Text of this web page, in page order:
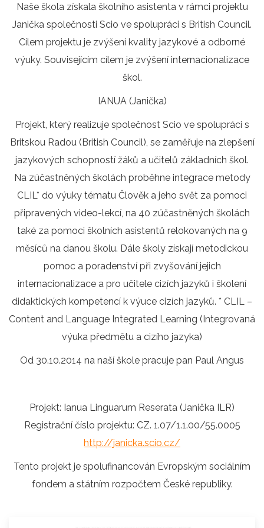
Naše škola získala školního asistenta v rámci projektu
Janička společnosti Scio ve spolupráci s British Council.
Cílem projektu je zvýšení kvality jazykové a odborné
výuky. Souvisejícím cílem je zvýšení internacionalizace
škol.
IANUA (Janička)
Projekt, který realizuje společnost Scio ve spolupráci s
Britskou Radou (British Council), se zaměřuje na zlepšení
jazykových schopností žáků a učitelů základních škol.
Na zúčastněných školách proběhne integrace metody
CLIL* do výuky tématu Člověk a jeho svět za pomoci
připravených video-lekcí, na 40 zúčastněných školách
také za pomoci školních asistentů relokovaných na 9
měsíců na danou školu. Dále školy získají metodickou
pomoc a poradenství při zvyšování jejich
internacionalizace a pro učitele cizích jazyků i školení
didaktických kompetencí k výuce cizích jazyků. * CLIL –
Content and Language Integrated Learning (Integrovaná
výuka předmětu a cizího jazyka)
Od 30.10.2014 na naší škole pracuje pan Paul Angus
Projekt: Ianua Linguarum Reserata (Janička ILR)
Registrační číslo projektu: CZ. 1.07/1.1.00/55.0005
http://janicka.scio.cz/
Tento projekt je spolufinancován Evropským sociálním
fondem a státním rozpočtem České republiky.